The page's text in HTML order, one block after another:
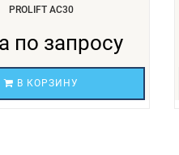
PROLIFT AC30
по запросу
В КОРЗИНУ